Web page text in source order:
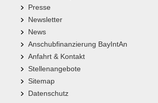
Presse
Newsletter
News
Anschubfinanzierung BayIntAn
Anfahrt & Kontakt
Stellenangebote
Sitemap
Datenschutz